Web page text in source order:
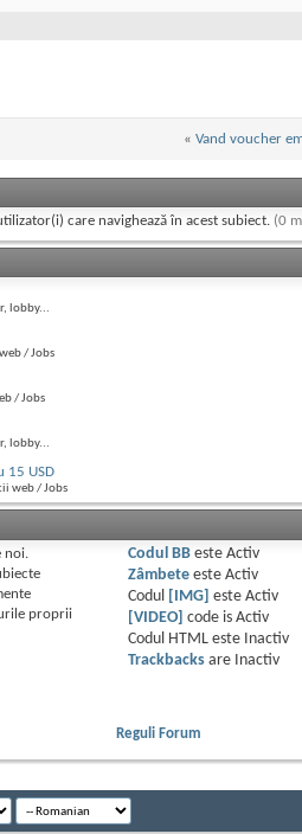
« Vand voucher
care navighează în acest subiect. (0
lobby...
/ Jobs
/ Jobs
lobby...
15 USD
web / Jobs
noi.
proprii
Codul BBeste Activ
Zâmbeteeste Activ
Codul
[IMG] este Activ
[VIDEO] code is Activ
Codul HTML este
Inactiv
Trackbacksare
Inactiv
Reguli Forum